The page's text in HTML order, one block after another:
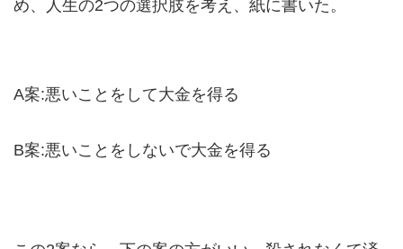
め、人生の2つの選択肢を考え、紙に書いた。
A案:悪いことをして大金を得る
B案:悪いことをしないで大金を得る